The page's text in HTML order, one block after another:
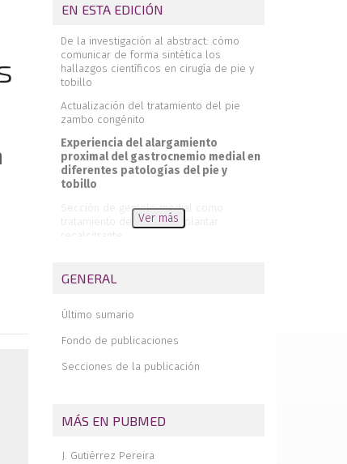
EN ESTA EDICIÓN
De la investigación al abstract: cómo
comunicar de forma sintética los
hallazgos científicos en cirugía de pie y
tobillo
Actualización del tratamiento del pie
zambo congénito
Experiencia del alargamiento
proximal del gastrocnemio medial en
diferentes patologías del pie y
tobillo
Sección de gemelo medial como
tratamiento de la fascitis plantar
recalcitrante
del tendón de Aquiles después del
tratamiento ortopédico funcional
Utilidad del plasma rico en plaquetas
quirúrgico de las roturas tendinosas del
tendón de Aquiles. Una revisión
sistemática
curva de aprendizaje a medio plazo
quística del astrágalo con guías a
Ver más
GENERAL
Último sumario
Fondo de publicaciones
Secciones de la publicación
MÁS EN PUBMED
J. Gutiérrez Pereira